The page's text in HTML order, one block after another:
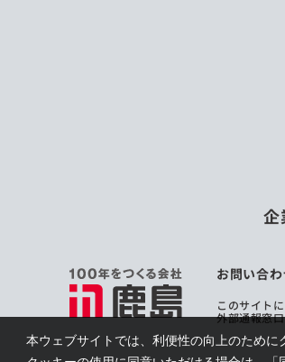
本ウェブサイトでは、利便性の向上のために
企
お問い合
このサイト
外部通報窓口